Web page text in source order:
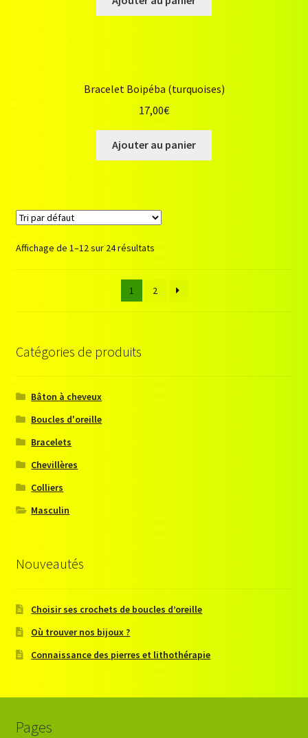
Bracelet Boipéba (turquoises)
17,00€
Ajouter au panier
Affichage de 1–12 sur 24 résultats
1 2
Catégories de produits
Bâton à cheveux
Boucles d'oreille
Bracelets
Chevillères
Colliers
Masculin
Nouveautés
Choisir ses crochets de boucles d’oreille
Où trouver nos bijoux ?
Connaissance des pierres et lithothérapie
Pages